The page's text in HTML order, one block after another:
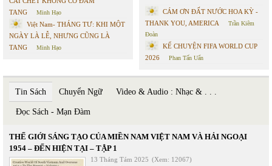
TANG
Minh Hạo
Việt Nam- THÁNG TƯ: KHI MỘT
NGÀY LÀ LỄ, NHƯNG CŨNG LÀ
TANG
Minh Hạo
CÁM ƠN ĐẤT NƯỚC HOA KỲ -
THANK YOU, AMERICA
Trần Kiêm
Đoàn
KỂ CHUYỆN FIFA WORLD CUP
2026
Phan Tấn Uẩn
Tin Sách Chuyển Ngữ Video & Audio : Nhạc & . . .
Đọc Sách - Mạn Đàm
THẾ GIỚI SÁNG TẠO CỦA MIỀN NAM VIỆT NAM VÀ HẢI NGOẠI
1954 – ĐẾN HIỆN TẠI – TẬP 1
13 Tháng Tám 2025 (Xem: 12067)